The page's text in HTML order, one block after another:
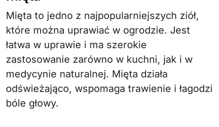
Mięta to jedno z najpopularniejszych ziół,
które można uprawiać w ogrodzie. Jest
łatwa w uprawie i ma szerokie
zastosowanie zarówno w kuchni, jak i w
medycynie naturalnej. Mięta działa
odświeżająco, wspomaga trawienie i łagodzi
bóle głowy.